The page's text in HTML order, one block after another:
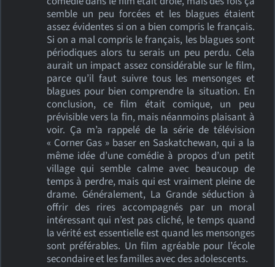
semble un peu forcées et les blagues étaient
assez évidentes si on a bien compris le français.
Si on a mal compris le français, les blagues sont
périodiques alors tu serais un peu perdu. Cela
aurait un impact assez considérable sur le film,
parce qu’il faut suivre tous les mensonges et
blagues pour bien comprendre la situation. En
conclusion, ce film était comique, un peu
prévisible vers la fin, mais néanmoins plaisant à
voir. Ça m’a rappelé de la série de télévision
« Corner Gas » baser en Saskatchewan, qui a la
même idée d’une comédie à propos d’un petit
village qui semble calme avec beaucoup de
temps à perdre, mais qui est vraiment pleine de
drame. Généralement, La Grande séduction à
offrir des rires accompagnés par un moral
intéressant qui n’est pas cliché, le temps quand
la vérité est essentielle est quand les mensonges
sont préférables. Un film agréable pour l’école
secondaire et les familles avec des adolescents.